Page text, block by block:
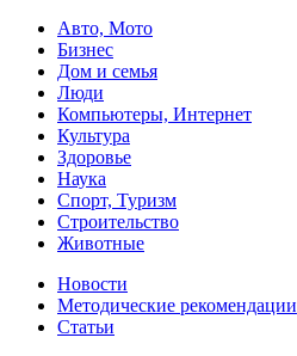
Авто, Мото
Бизнес
Дом и семья
Люди
Компьютеры, Интернет
Культура
Здоровье
Наука
Спорт, Туризм
Строительство
Животные
Новости
Методические рекомендации
Статьи